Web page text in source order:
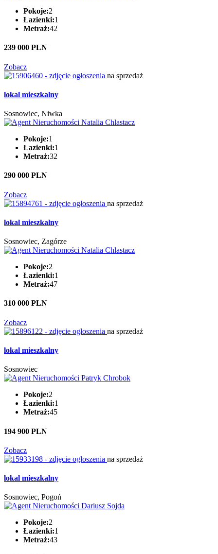
Pokoje:2
Łazienki:1
Metraż:42
239 000 PLN
Zobacz
na sprzedaż
lokal mieszkalny
Sosnowiec, Niwka
Pokoje:1
Łazienki:1
Metraż:32
290 000 PLN
Zobacz
na sprzedaż
lokal mieszkalny
Sosnowiec, Zagórze
Pokoje:2
Łazienki:1
Metraż:47
310 000 PLN
Zobacz
na sprzedaż
lokal mieszkalny
Sosnowiec
Pokoje:2
Łazienki:1
Metraż:45
194 900 PLN
Zobacz
na sprzedaż
lokal mieszkalny
Sosnowiec, Pogoń
Pokoje:2
Łazienki:1
Metraż:43